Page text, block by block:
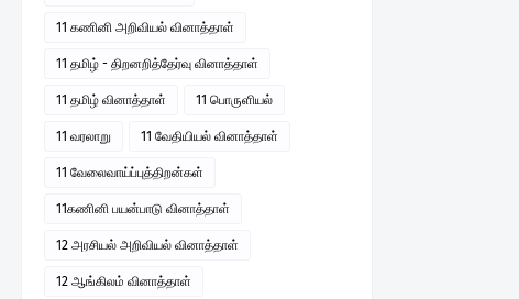
11 கணினி அறிவியல் வினாத்தாள்
11 தமிழ் - திறனறித்தேர்வு வினாத்தாள்
11 தமிழ் வினாத்தாள் 11 பொருளியல்
11 வரலாறு 11 வேதியியல் வினாத்தாள்
11 வேலைவாய்ப்புத்திறன்கள்
11கணினி பயன்பாடு வினாத்தாள்
12 அரசியல் அறிவியல் வினாத்தாள்
12 ஆங்கிலம் வினாத்தாள்